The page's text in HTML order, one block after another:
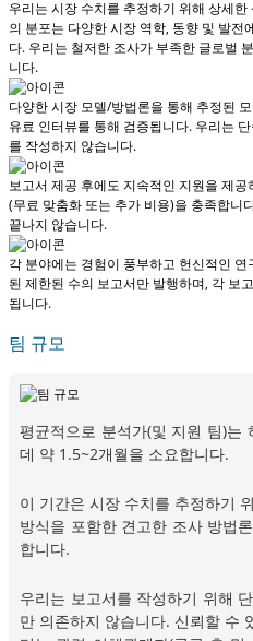
우리는 시장 수치를 추정하기 위해 상세
의 분포는 다양한 시장 역학, 동향 및 발
다. 우리는 철저한 조사가 부족한 글로벌
니다.
다양한 시장 모델/방법론을 통해 추정된
유료 인터뷰를 통해 검증됩니다. 우리는
를 작성하지 않습니다.
보고서 제공 후에도 지속적인 지원을 제
(무료 맞춤화 또는 추가 비용)을 충족합니
끝나지 않습니다.
각 분야에는 경험이 풍부하고 헌신적인
된 제한된 수의 보고서만 발행하며, 각 보
됩니다.
팀 규모
평균적으로 분석가(및 지원 팀)는
데 약 1.5~2개월을 소요합니다.
이 기간은 시장 수치를 추정하기
방식을 포함한 견고한 조사 방법
합니다.
우리는 보고서를 작성하기 위해
만 의존하지 않습니다. 신뢰할 수